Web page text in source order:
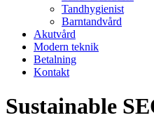
Tandhygienist
Barntandvård
Akutvård
Modern teknik
Betalning
Kontakt
Sustainable